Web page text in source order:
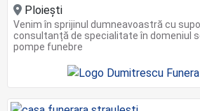
Ploiești
Venim în sprijinul dumneavoastră cu
consultanță de specialitate în domeniul
pompe funebre